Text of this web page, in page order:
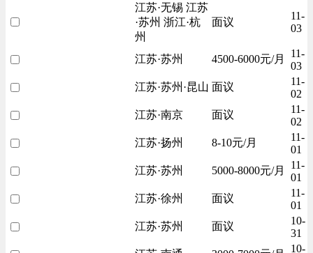
江苏·无锡 江苏
·苏州 浙江·杭
州
面议
11-
03
江苏·苏州 4500-6000元/月
11-
03
江苏·苏州·昆山 面议
11-
02
江苏·南京
面议
11-
02
江苏·扬州
8-10元/月
11-
01
江苏·苏州
5000-8000元/月
11-
01
江苏·徐州
面议
11-
01
江苏·苏州
面议
10-
31
10-